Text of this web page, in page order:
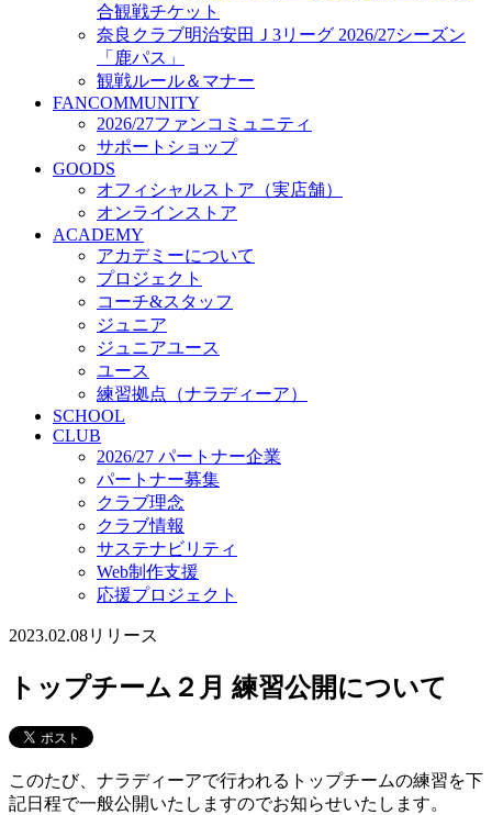
練習拠点（ナラディーア）
SCHOOL
2026/27 パートナー企業
パートナー募集
クラブ理念
クラブ情報
サステナビリティ
Web制作支援
応援プロジェクト
合観戦チケット
奈良クラブ明治安田Ｊ3リーグ 2026/27シーズン
「鹿パス」
観戦ルール＆マナー
FANCOMMUNITY
2026/27ファンコミュニティ
サポートショップ
GOODS
オフィシャルストア（実店舗）
オンラインストア
ACADEMY
アカデミーについて
プロジェクト
コーチ&スタッフ
ジュニア
ジュニアユース
ユース
練習拠点（ナラディーア）
SCHOOL
CLUB
2026/27 パートナー企業
パートナー募集
クラブ理念
クラブ情報
サステナビリティ
Web制作支援
応援プロジェクト
2023.02.08リリース
トップチーム２月 練習公開について
このたび、ナラディーアで行われるトップチームの練習を下
記日程で一般公開いたしますのでお知らせいたします。